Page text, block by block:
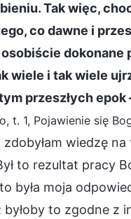
Tak więc,
co dawne i
dokonane
wiele i tak wiele
przeszłych epok
t. 1, Pojawienie się
wiedzę
to rezultat pracy
była moja
to zgodne z